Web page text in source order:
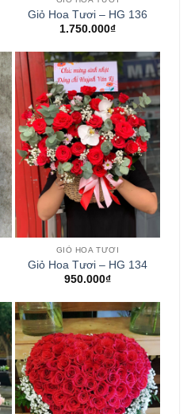
Giỏ Hoa Tươi – HG 136
1.750.000₫
GIỎ HOA TƯƠI
Giỏ Hoa Tươi – HG 134
950.000₫